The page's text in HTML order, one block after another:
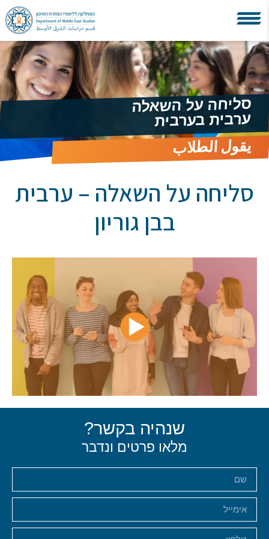
סליחה על השאלה
ערבית בערבית
يقول الطلاب
סליחה על השאלה – ערבית
בבן גוריון
שנהיה בקשר?
מלאו פרטים ונדבר